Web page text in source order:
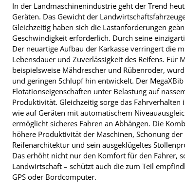
In der Landmaschinenindustrie geht der Trend
Geräten. Das Gewicht der
Gleichzeitig haben sich die Lastanforderungen
Geschwindigkeit erforderlich. Durch seine
Der neuartige Aufbau der Karkasse verringert die
Lebensdauer und Zuverlässigkeit des Reifens.
beispielsweise Mähdrescher und Rübenroder,
und geringen Schlupf hin entwickelt. Der
Flotationseigenschaften unter Belastung auf
Produktivität. Gleichzeitig sorge das
wie auf Geräten mit automatischem
ermöglicht sicheres Fahren an Abhängen. Die
höhere Produktivität der Maschinen, Schonung
Reifenarchitektur und sein ausgeklügeltes
Das erhöht nicht nur den Komfort für den Fahrer,
Landwirtschaft – schützt auch die zum Teil
GPS oder Bordcomputer.